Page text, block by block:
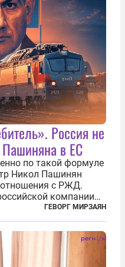
Россия не
Пашиняна в ЕС
по такой формуле
Никол Пашинян
отношения с РЖД.
компании
в районе
который должен
через...
ГЕВОРГ МИРЗАЯН